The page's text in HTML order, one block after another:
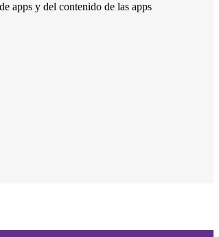
apps y del contenido de las apps